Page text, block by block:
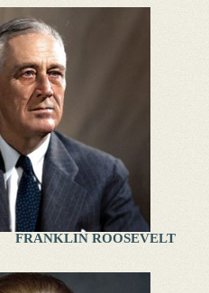
FRANKLIN ROOSEVELT